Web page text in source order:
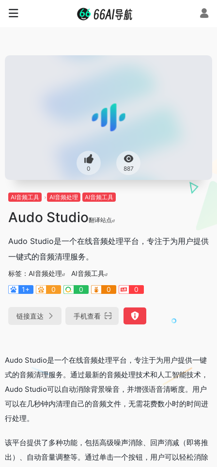
0 887
AI音频工具 AI音频处理 AI音频工具
Audo Studio翻译站点
Audo Studio是一个在线音频处理平台，专注于为用户提供
一键式的音频清理服务。
标签： AI音频处理
AI音频工具
1+
0 0 0 0
链接直达 手机查看
Audo Studio是一个在线音频处理平台，专注于为用户提供一键
式的音频清理服务。通过最新的音频处理技术和人工智能技术，
Audo Studio可以自动消除背景噪音，并增强语音清晰度。用户
可以在几秒钟内清理自己的音频文件，无需花费数小时的时间进
行处理。
该平台提供了多种功能，包括高级噪声消除、回声消减（即将推
出）、自动音量调整等。通过单击一个按钮，用户可以轻松消除